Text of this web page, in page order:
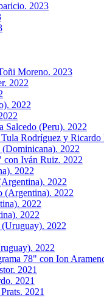
2023
Moreno. 2023
2022
2022
Salcedo (Peru). 2022
Rodríguez y Ricardo
2022
con Iván Ruiz. 2022
2022
2022
(Argentina). 2022
2022
2022
(Uruguay). 2022
2022
78" con Ion
2021
2021
2021